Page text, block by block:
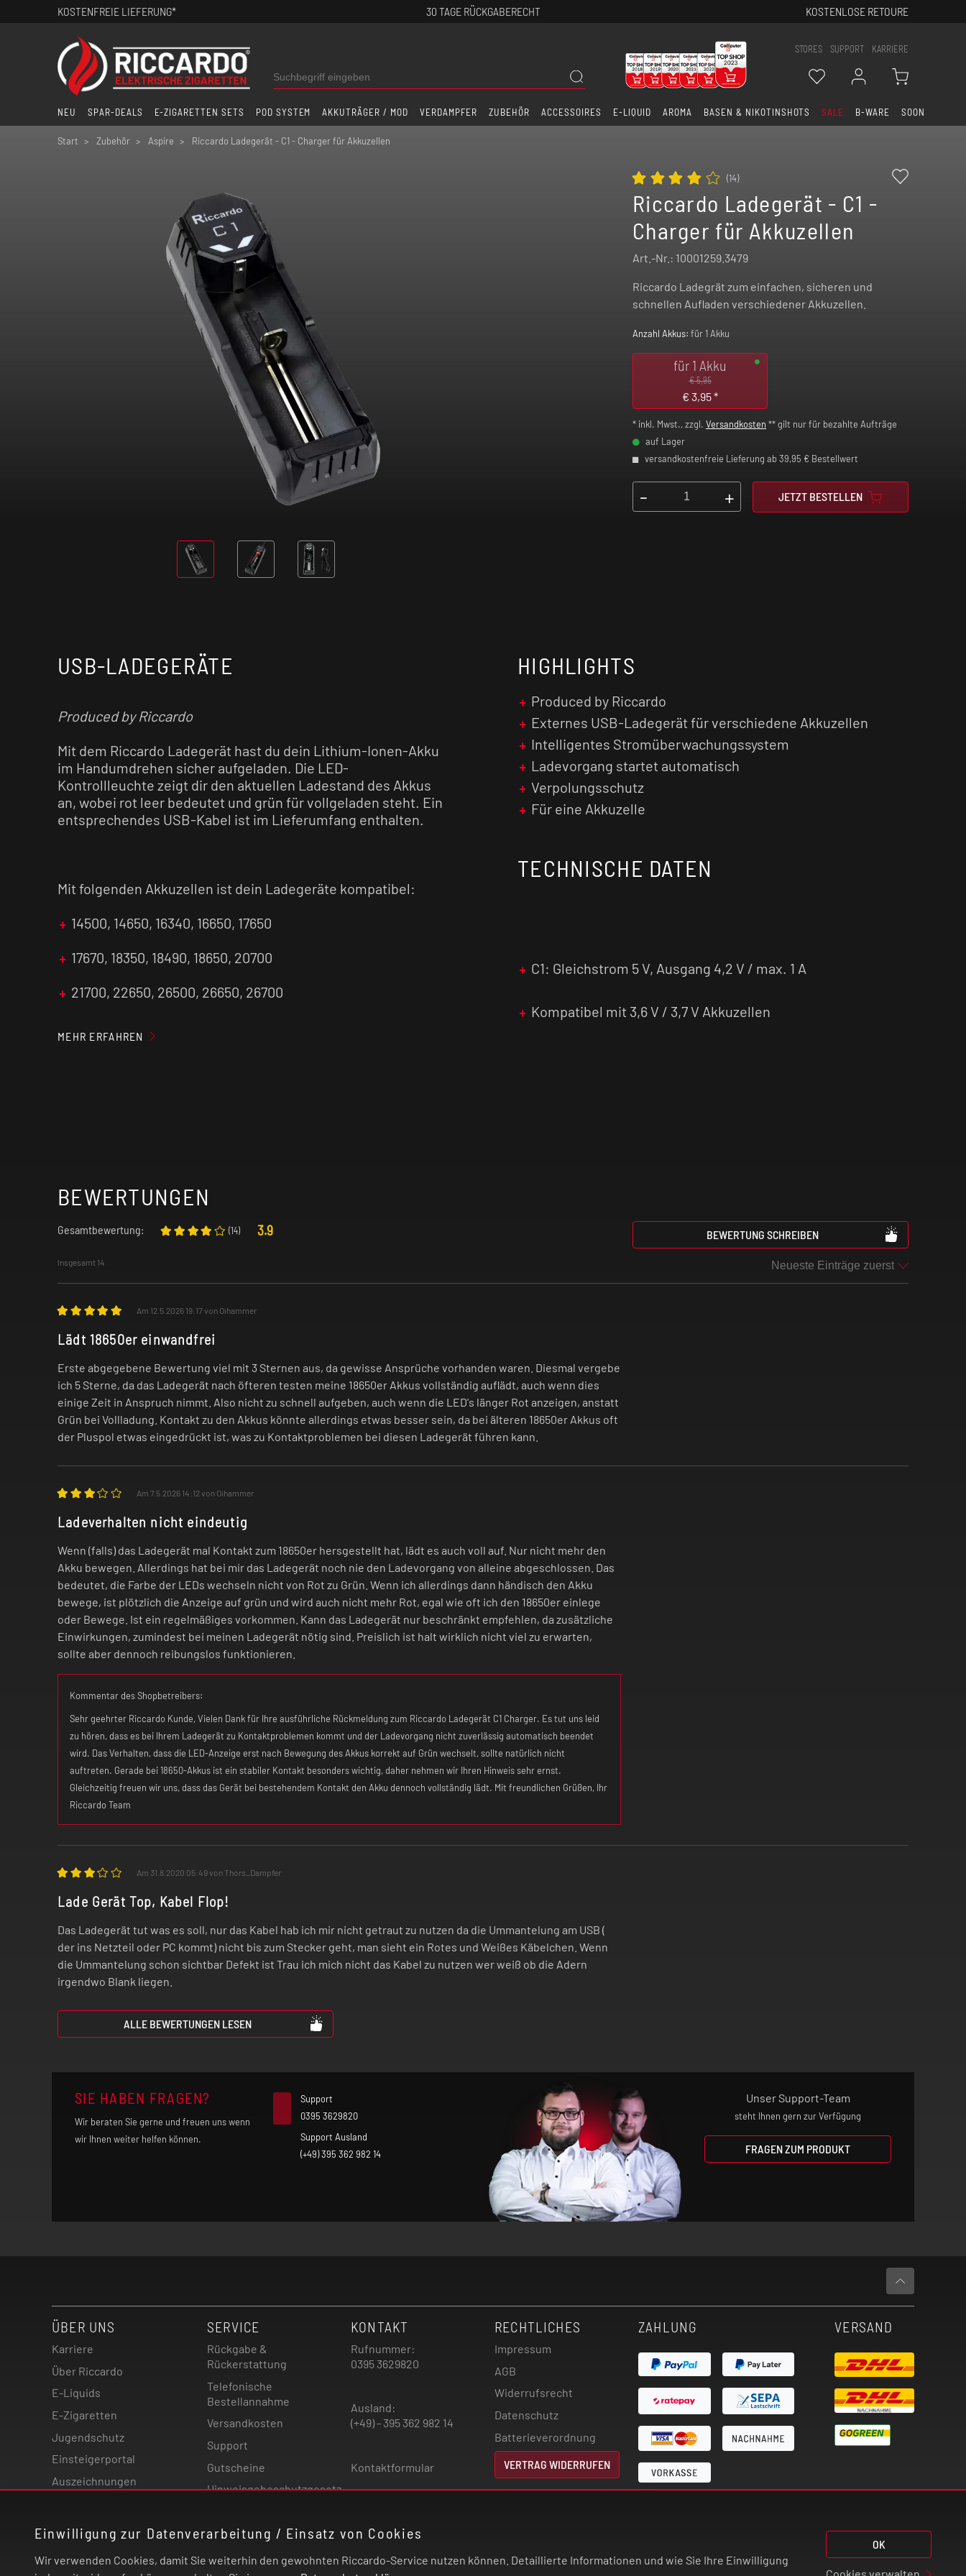
KOSTENFREIE LIEFERUNG* 30 TAGE RÜCKGABERECHT KOSTENLOSE RETOURE
STORES SUPPORT KARRIERE
NEU SPAR-DEALS E-ZIGARETTEN SETS POD SYSTEM AKKUTRÄGER / MOD VERDAMPFER ZUBEHÖR ACCESSOIRES E-LIQUID AROMA BASEN & NIKOTINSHOTS SALE B-WARE SOON
Einwilligung zur Datenverarbeitung / Einsatz von Cookies
Wir verwenden Cookies, damit Sie weiterhin den gewohnten Riccardo-Service nutzen können. Detaillierte Informationen und wie Sie Ihre Einwilligung
OK
Start Zubehör Aspire Riccardo Ladegerät - C1 - Charger für Akkuzellen
(14)
Riccardo Ladegerät - C1 -
Charger für Akkuzellen
Art.-Nr.: 10001259.3479
Riccardo Ladegrät zum einfachen, sicheren und
schnellen Aufladen verschiedener Akkuzellen.
Anzahl Akkus: für 1 Akku
für 1 Akku
€ 5,95
€ 3,95*
* inkl. Mwst., zzgl. Versandkosten ** gilt nur für bezahlte Aufträge
auf Lager
versandkostenfreie Lieferung ab 39,95 € Bestellwert
- + JETZT BESTELLEN
USB-LADEGERÄTE
Produced by Riccardo
Mit dem Riccardo Ladegerät hast du dein Lithium-Ionen-Akku
im Handumdrehen sicher aufgeladen. Die LED-
Kontrollleuchte zeigt dir den aktuellen Ladestand des Akkus
an, wobei rot leer bedeutet und grün für vollgeladen steht. Ein
entsprechendes USB-Kabel ist im Lieferumfang enthalten.
Mit folgenden Akkuzellen ist dein Ladegeräte kompatibel:
14500, 14650, 16340, 16650, 17650
17670, 18350, 18490, 18650, 20700
21700, 22650, 26500, 26650, 26700
MEHR ERFAHREN
HIGHLIGHTS
Produced by Riccardo
Externes USB-Ladegerät für verschiedene Akkuzellen
Intelligentes Stromüberwachungssystem
Ladevorgang startet automatisch
Verpolungsschutz
Für eine Akkuzelle
TECHNISCHE DATEN
C1: Gleichstrom 5 V, Ausgang 4,2 V / max. 1 A
Kompatibel mit 3,6 V / 3,7 V Akkuzellen
BEWERTUNGEN
Gesamtbewertung: (14) 3.9 BEWERTUNG SCHREIBEN
Insgesamt 14
Am 12.5.2026 19:17 von Oihammer
Lädt 18650er einwandfrei
Erste abgegebene Bewertung viel mit 3 Sternen aus, da gewisse Ansprüche vorhanden waren. Diesmal vergebe
ich 5 Sterne, da das Ladegerät nach öfteren testen meine 18650er Akkus vollständig auflädt, auch wenn dies
einige Zeit in Anspruch nimmt. Also nicht zu schnell aufgeben, auch wenn die LED's länger Rot anzeigen, anstatt
Grün bei Vollladung. Kontakt zu den Akkus könnte allerdings etwas besser sein, da bei älteren 18650er Akkus oft
der Pluspol etwas eingedrückt ist, was zu Kontaktproblemen bei diesen Ladegerät führen kann.
Am 7.5.2026 14:12 von Oihammer
Ladeverhalten nicht eindeutig
Wenn (falls) das Ladegerät mal Kontakt zum 18650er hersgestellt hat, lädt es auch voll auf. Nur nicht mehr den
Akku bewegen. Allerdings hat bei mir das Ladegerät noch nie den Ladevorgang von alleine abgeschlossen. Das
bedeutet, die Farbe der LEDs wechseln nicht von Rot zu Grün. Wenn ich allerdings dann händisch den Akku
bewege, ist plötzlich die Anzeige auf grün und wird auch nicht mehr Rot, egal wie oft ich den 18650er einlege
oder Bewege. Ist ein regelmäßiges vorkommen. Kann das Ladegerät nur beschränkt empfehlen, da zusätzliche
Einwirkungen, zumindest bei meinen Ladegerät nötig sind. Preislich ist halt wirklich nicht viel zu erwarten,
sollte aber dennoch reibungslos funktionieren.
Kommentar des Shopbetreibers:
Sehr geehrter Riccardo Kunde, Vielen Dank für Ihre ausführliche Rückmeldung zum Riccardo Ladegerät C1 Charger. Es tut uns leid
zu hören, dass es bei Ihrem Ladegerät zu Kontaktproblemen kommt und der Ladevorgang nicht zuverlässig automatisch beendet
wird. Das Verhalten, dass die LED-Anzeige erst nach Bewegung des Akkus korrekt auf Grün wechselt, sollte natürlich nicht
auftreten. Gerade bei 18650-Akkus ist ein stabiler Kontakt besonders wichtig, daher nehmen wir Ihren Hinweis sehr ernst.
Gleichzeitig freuen wir uns, dass das Gerät bei bestehendem Kontakt den Akku dennoch vollständig lädt. Mit freundlichen Grüßen, Ihr
Riccardo Team
Am 31.8.2020 05:49 von Thors_Dampfer
Lade Gerät Top, Kabel Flop!
Das Ladegerät tut was es soll, nur das Kabel hab ich mir nicht getraut zu nutzen da die Ummantelung am USB (
der ins Netzteil oder PC kommt) nicht bis zum Stecker geht, man sieht ein Rotes und Weißes Käbelchen. Wenn
die Ummantelung schon sichtbar Defekt ist Trau ich mich nicht das Kabel zu nutzen wer weiß ob die Adern
irgendwo Blank liegen.
ALLE BEWERTUNGEN LESEN
SIE HABEN FRAGEN?
Wir beraten Sie gerne und freuen uns wenn
wir Ihnen weiter helfen können.
Support
0395 3629820
Support Ausland
(+49) 395 362 982 14
Unser Support-Team
steht Ihnen gern zur Verfügung
FRAGEN ZUM PRODUKT
ÜBER UNS
Karriere
Über Riccardo
E-Liquids
E-Zigaretten
Jugendschutz
Einsteigerportal
Auszeichnungen
SERVICE
Rückgabe &
Rückerstattung
Telefonische
Bestellannahme
Versandkosten
Support
Gutscheine
Hinweisgebeschutzgesetz
KONTAKT
Rufnummer:
0395 3629820
Ausland:
(+49) - 395 362 982 14
Kontaktformular
RECHTLICHES
Impressum
AGB
Widerrufsrecht
Datenschutz
Batterieverordnung
VERTRAG WIDERRUFEN
ZAHLUNG VERSAND